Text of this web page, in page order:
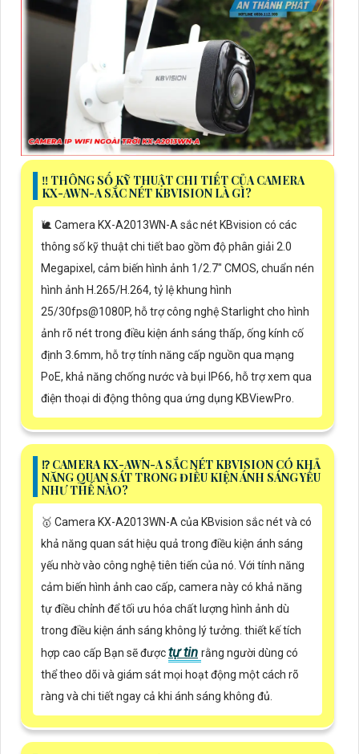
‼️ THÔNG SỐ KỸ THUẬT CHI TIẾT CỦA CAMERA
KX-AWN-A SẮC NÉT KBVISION LÀ GÌ?
🐌 Camera KX-A2013WN-A sắc nét KBvision có các
thông số kỹ thuật chi tiết bao gồm độ phân giải 2.0
Megapixel, cảm biến hình ảnh 1/2.7" CMOS, chuẩn nén
hình ảnh H.265/H.264, tỷ lệ khung hình
25/30fps@1080P, hỗ trợ công nghệ Starlight cho hình
ảnh rõ nét trong điều kiện ánh sáng thấp, ống kính cố
định 3.6mm, hỗ trợ tính năng cấp nguồn qua mạng
PoE, khả năng chống nước và bụi IP66, hỗ trợ xem qua
điện thoại di động thông qua ứng dụng KBViewPro.
⁉️ CAMERA KX-AWN-A SẮC NÉT KBVISION CÓ KHẢ
NĂNG QUAN SÁT TRONG ĐIỀU KIỆN ÁNH SÁNG YẾU
NHƯ THẾ NÀO?
🥇 Camera KX-A2013WN-A của KBvision sắc nét và có
khả năng quan sát hiệu quả trong điều kiện ánh sáng
yếu nhờ vào công nghệ tiên tiến của nó. Với tính năng
cảm biến hình ảnh cao cấp, camera này có khả năng
tự điều chỉnh để tối ưu hóa chất lượng hình ảnh dù
trong điều kiện ánh sáng không lý tưởng. thiết kế tích
hợp cao cấp Bạn sẽ đượctự tin rằng người dùng có
thể theo dõi và giám sát mọi hoạt động một cách rõ
ràng và chi tiết ngay cả khi ánh sáng không đủ.